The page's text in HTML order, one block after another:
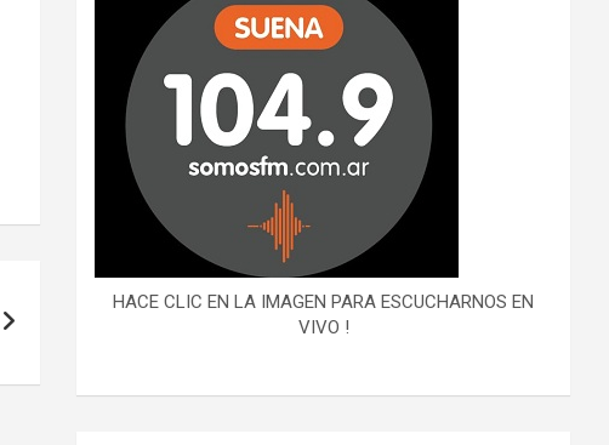
HACE CLIC EN LA IMAGEN PARA ESCUCHARNOS EN
VIVO !